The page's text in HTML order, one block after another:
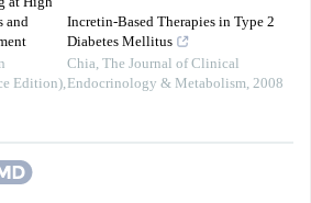
and
Edition),
Incretin-Based Therapies in Type 2
Diabetes Mellitus
Chia, The Journal of Clinical
Endocrinology & Metabolism, 2008